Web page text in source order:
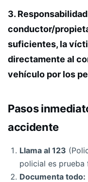
3.
conductor/
suficientes, la
directamente al
vehículo por los
Pasos
accidente
Llama al 123
policial es prueba
Documenta todo: